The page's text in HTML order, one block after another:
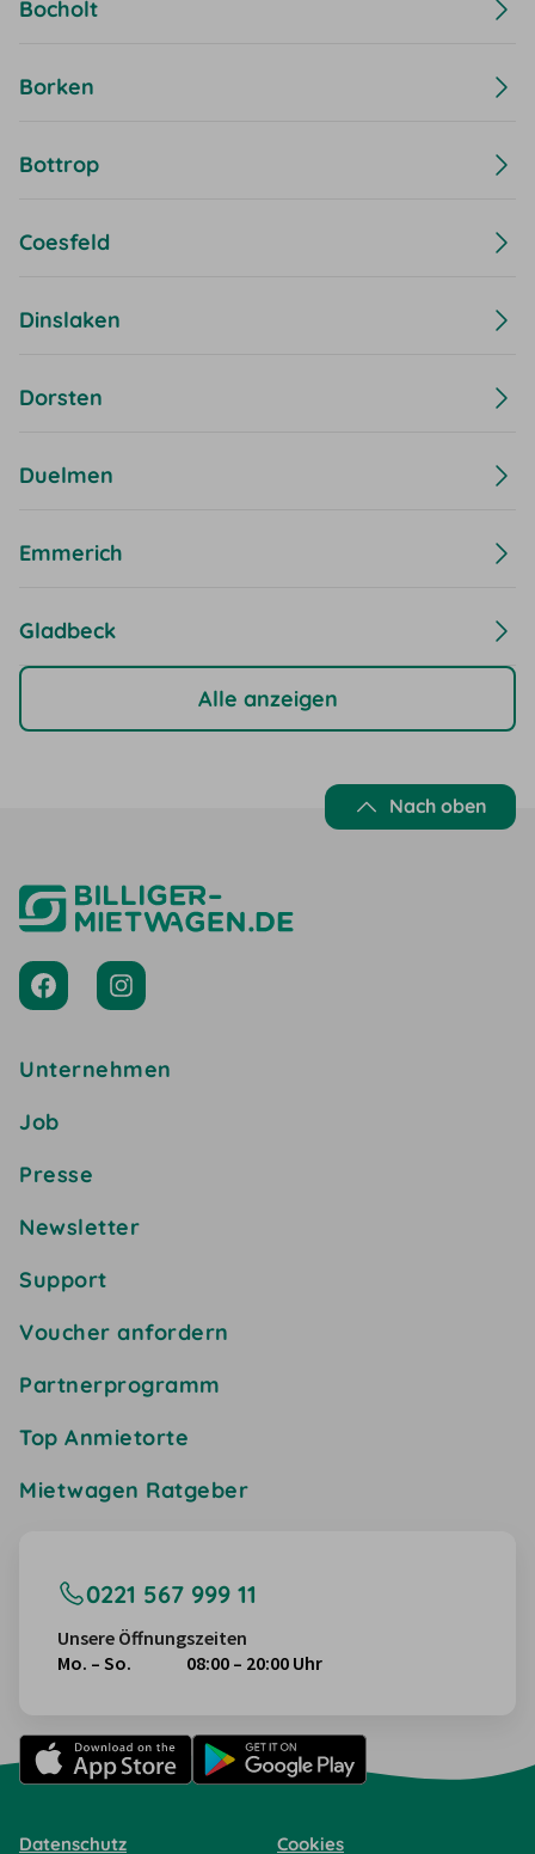
Bocholt
Borken
Bottrop
Coesfeld
Dinslaken
Dorsten
Duelmen
Emmerich
Gladbeck
Alle anzeigen
Nach oben
Unternehmen
Job
Presse
Newsletter
Support
Voucher anfordern
Partnerprogramm
Top Anmietorte
Mietwagen Ratgeber
0221 567 999 11
Unsere Öffnungszeiten
Mo. – So.
08:00 – 20:00 Uhr
Datenschutz Cookies